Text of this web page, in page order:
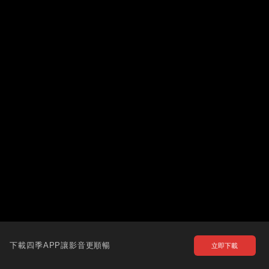
下載四季APP讓影音更順暢 立即下載